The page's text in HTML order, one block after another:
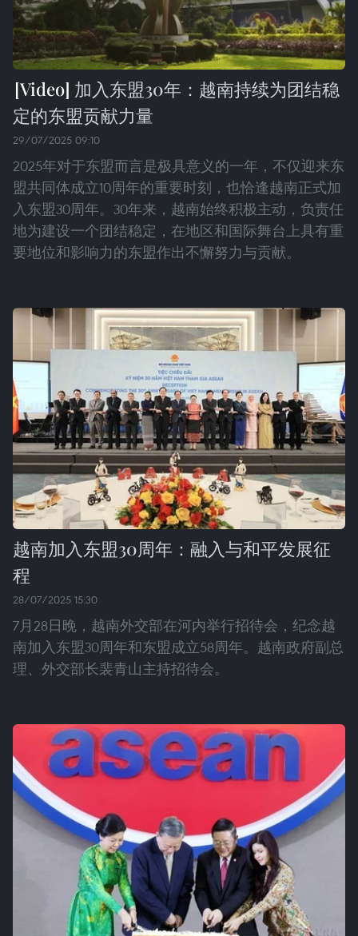
加入东盟30年：越南持续为团结稳
定的东盟贡献力量
29/07/2025 09:10
2025年对于东盟而言是极具意义的一年，不仅迎来东
盟共同体成立10周年的重要时刻，也恰逢越南正式加
入东盟30周年。30年来，越南始终积极主动，负责任
地为建设一个团结稳定，在地区和国际舞台上具有重
要地位和影响力的东盟作出不懈努力与贡献。
越南加入东盟30周年：融入与和平发展征
程
28/07/2025 15:30
7月28日晚，越南外交部在河内举行招待会，纪念越
南加入东盟30周年和东盟成立58周年。越南政府副总
理、外交部长裴青山主持招待会。